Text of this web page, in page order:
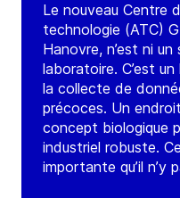
Le nouveau Centre
technologie (ATC)
Hanovre, n’est ni
laboratoire. C’est
la collecte de
précoces. Un
concept biologique
industriel robuste.
importante qu’il n’y